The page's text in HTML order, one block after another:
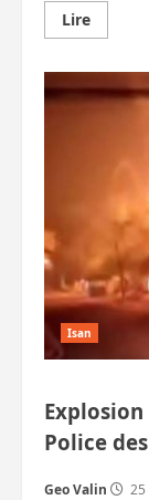
LireEn
savoir
ouvre
des
«
dans
durant
Isan
Explosion
Police
Geo Valin 25